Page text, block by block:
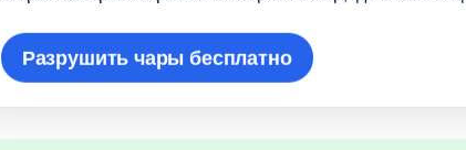
Разрушить чары бесплатно